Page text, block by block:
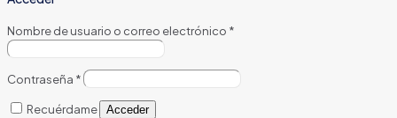
Nombre de usuario o correo electrónico *
Contraseña *
Recuérdame Acceder